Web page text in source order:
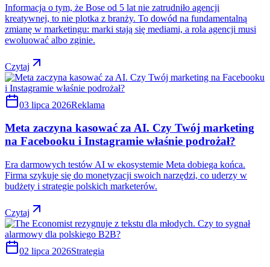
Informacja o tym, że Bose od 5 lat nie zatrudniło agencji
kreatywnej, to nie plotka z branży. To dowód na fundamentalną
zmianę w marketingu: marki stają się mediami, a rola agencji musi
ewoluować albo zginie.
Czytaj
03 lipca 2026Reklama
Meta zaczyna kasować za AI. Czy Twój marketing
na Facebooku i Instagramie właśnie podrożał?
Era darmowych testów AI w ekosystemie Meta dobiega końca.
Firma szykuje się do monetyzacji swoich narzędzi, co uderzy w
budżety i strategie polskich marketerów.
Czytaj
02 lipca 2026Strategia